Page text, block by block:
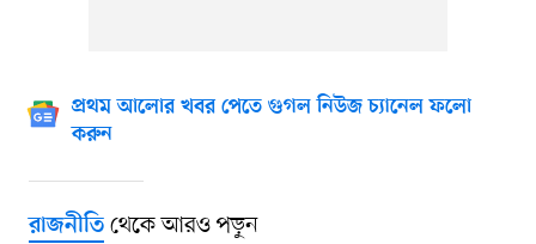
প্রথম আলোর খবর পেতে গুগল নিউজ চ্যানেল ফলো
করুন
রাজনীতিথেকে আরও পড়ুন